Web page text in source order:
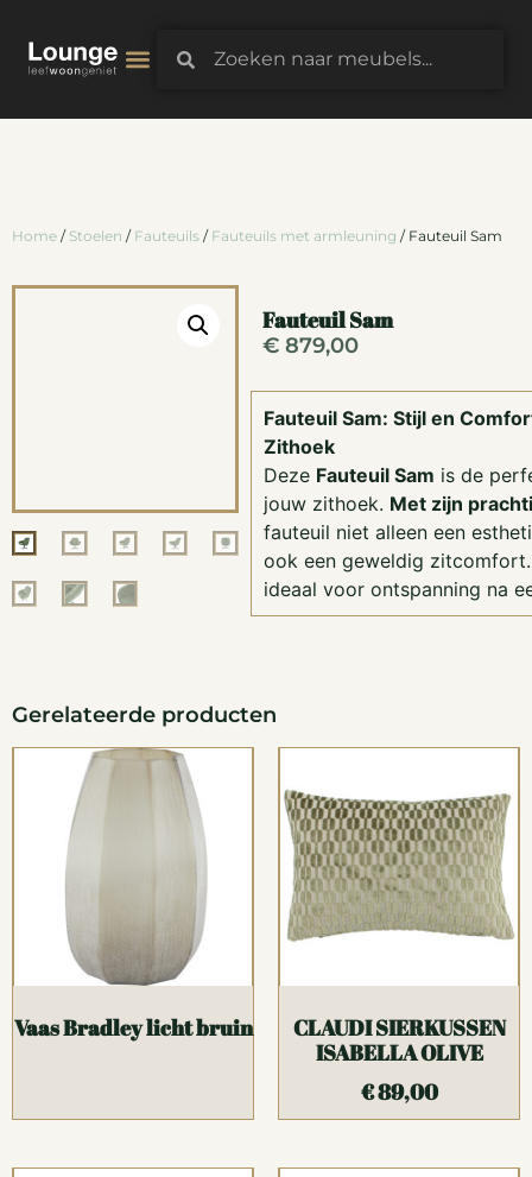
Home / Stoelen / Fauteuils / Fauteuils met armleuning / Fauteuil Sam
Fauteuil Sam
€879,00
Fauteuil Sam: Stijl en
Zithoek
Deze Fauteuil Sam is de
jouw zithoek. Met zijn
fauteuil niet alleen een
ook een geweldig
ideaal voor ontspanning na
Gerelateerde producten
Vaas Bradley licht bruin
CLAUDI SIERKUSSEN
ISABELLA OLIVE
€89,00